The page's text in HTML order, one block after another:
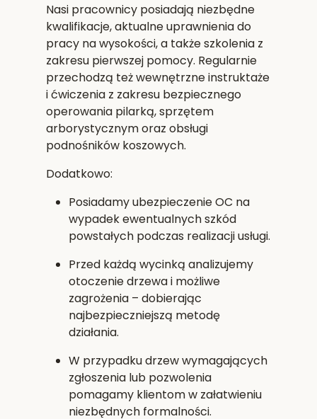
Nasi pracownicy posiadają niezbędne
kwalifikacje, aktualne uprawnienia do
pracy na wysokości, a także szkolenia z
zakresu pierwszej pomocy. Regularnie
przechodzą też wewnętrzne instruktaże
i ćwiczenia z zakresu bezpiecznego
operowania pilarką, sprzętem
arborystycznym oraz obsługi
podnośników koszowych.
Dodatkowo:
Posiadamyubezpieczenie OC na
wypadek ewentualnych szkód
powstałych podczas realizacji usługi.
Przed każdą wycinką analizujemy
otoczenie drzewa i możliwe
zagrożenia – dobierając
najbezpieczniejszą metodę
działania.
W przypadku drzew wymagających
zgłoszenia lub pozwolenia
pomagamy klientom w załatwieniu
niezbędnych formalności.